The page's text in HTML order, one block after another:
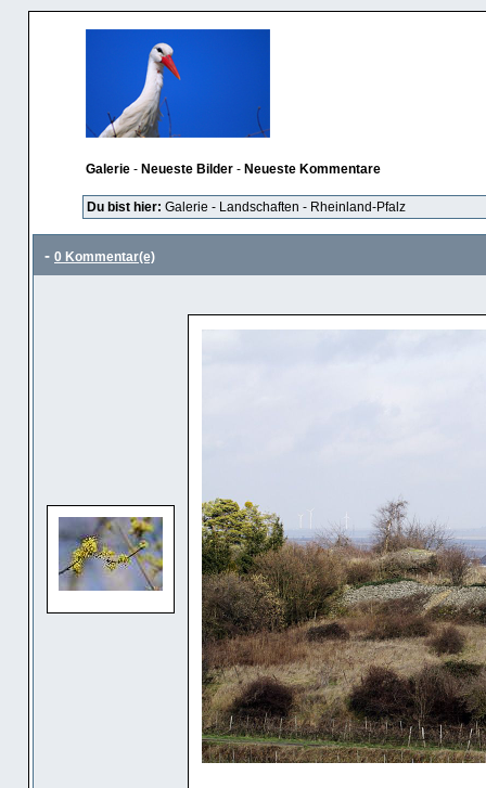
Galerie - Neueste Bilder - Neueste Kommentare
Du bist hier: Galerie - Landschaften - Rheinland-Pfalz
- 0 Kommentar(e)